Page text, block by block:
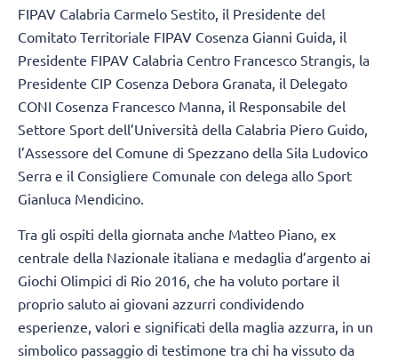
FIPAV Calabria Carmelo Sestito, il Presidente del
Comitato Territoriale FIPAV Cosenza Gianni Guida, il
Presidente FIPAV Calabria Centro Francesco Strangis, la
Presidente CIP Cosenza Debora Granata, il Delegato
CONI Cosenza Francesco Manna, il Responsabile del
Settore Sport dell’Università della Calabria Piero Guido,
l’Assessore del Comune di Spezzano della Sila Ludovico
Serra e il Consigliere Comunale con delega allo Sport
Gianluca Mendicino.
Tra gli ospiti della giornata anche Matteo Piano, ex
centrale della Nazionale italiana e medaglia d’argento ai
Giochi Olimpici di Rio 2016, che ha voluto portare il
proprio saluto ai giovani azzurri condividendo
esperienze, valori e significati della maglia azzurra, in un
simbolico passaggio di testimone tra chi ha vissuto da